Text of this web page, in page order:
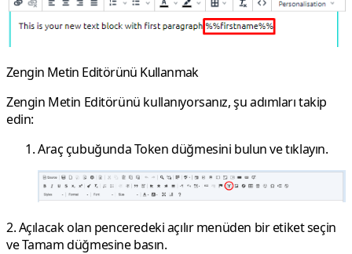
Zengin Metin Editörünü Kullanmak
Zengin Metin Editörünü kullanıyorsanız, şu adımları takip
edin:
Araç çubuğundaTokendüğmesini bulun ve tıklayın.
2. Açılacak olan penceredeki açılır menüden bir etiket seçin
veTamamdüğmesine basın.